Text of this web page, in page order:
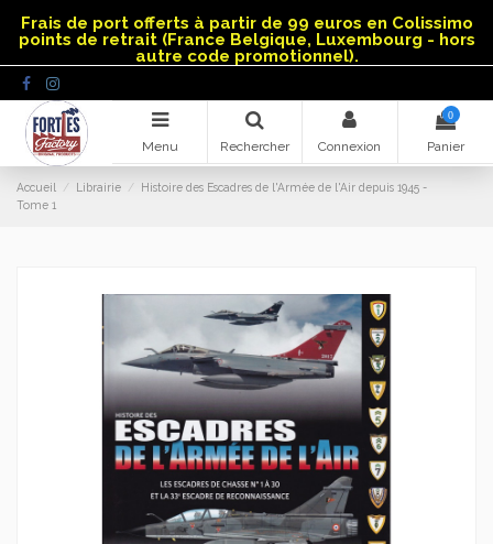
Frais de port offerts à partir de 99 euros en Colissimo
points de retrait (France Belgique, Luxembourg - hors
autre code promotionnel).
Menu Rechercher Connexion
0
Panier
Accueil Librairie
Histoire des Escadres de l'Armée de l'Air depuis 1945 -
Tome 1